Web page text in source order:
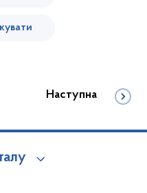
Наступна